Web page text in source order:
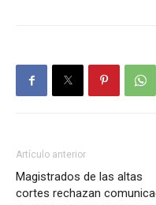
Artículo anterior
Magistrados de las altas
cortes rechazan